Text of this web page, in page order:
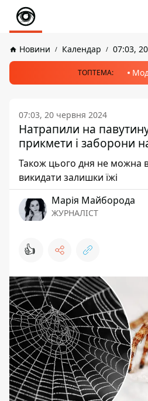
Новини Календар 07:03,
ТОПТЕМА:
07:03, 20 червня 2024
Натрапили на
прикмети і заборони
Також цього дня не можна
викидати залишки їжі
Марія Майборода
ЖУРНАЛІСТ
👍